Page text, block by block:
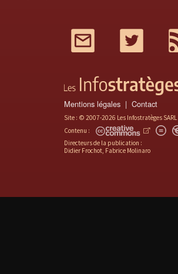
Twitter
Mentions légales Contact
Site : © 2007-2026 Les Infostratèges SARL
Contenu :
Directeurs de la publication :
Didier Frochot, Fabrice Molinaro